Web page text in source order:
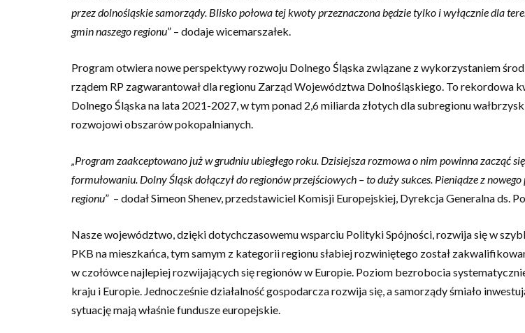
przez dolnośląskie samorządy. Blisko połowa tej kwoty przeznaczona będzie tylko i wyłącznie dla
gmin naszego regionu” – dodaje wicemarszałek.
Program otwiera nowe perspektywy rozwoju Dolnego Śląska związane z wykorzystaniem
rządem RP zagwarantował dla regionu Zarząd Województwa Dolnośląskiego. To rekordowa
Dolnego Śląska na lata 2021-2027, w tym ponad 2,6 miliarda złotych dla subregionu
rozwojowi obszarów pokopalnianych.
„Program zaakceptowano już w grudniu ubiegłego roku. Dzisiejsza rozmowa o nim powinna zacząć
formułowaniu. Dolny Śląsk dołączył do regionów przejściowych – to duży sukces. Pieniądze z
regionu” – dodał Simeon Shenev, przedstawiciel Komisji Europejskiej, Dyrekcja Generalna ds.
Nasze województwo, dzięki dotychczasowemu wsparciu Polityki Spójności, rozwija się w
PKB na mieszkańca, tym samym z kategorii regionu słabiej rozwiniętego został
w czołówce najlepiej rozwijających się regionów w Europie. Poziom bezrobocia
kraju i Europie. Jednocześnie działalność gospodarcza rozwija się, a samorządy śmiało
sytuację mają właśnie fundusze europejskie.